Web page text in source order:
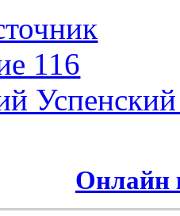
116
Онлайн